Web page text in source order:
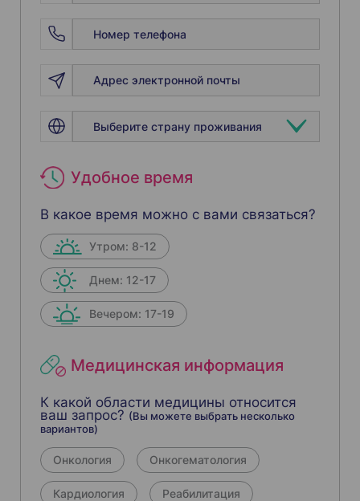
Удобное время
В какое время можно с вами связаться?
Утром: 8-12
Днем: 12-17
Вечером: 17-19
Медицинская информация
К какой области медицины относится
ваш запрос? (Вы можете выбрать несколько
вариантов)
Онкология Онкогематология
Кардиология Реабилитация